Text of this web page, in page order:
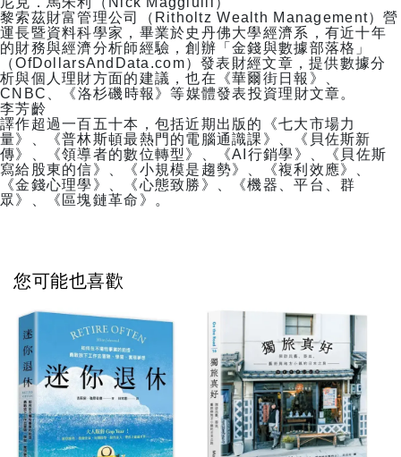
黎索茲財富管理公司（Ritholtz Wealth Management）營
運長暨資料科學家，畢業於史丹佛大學經濟系，有近十年
的財務與經濟分析師經驗，創辦「金錢與數據部落格」
（OfDollarsAndData.com）發表財經文章，提供數據分
析與個人理財方面的建議，也在《華爾街日報》、
CNBC、《洛杉磯時報》等媒體發表投資理財文章。
李芳齡
譯作超過一百五十本，包括近期出版的《七大市場力
量》、《普林斯頓最熱門的電腦通識課》、《貝佐斯新
傳》、《領導者的數位轉型》、《AI行銷學》、《貝佐斯
寫給股東的信》、《小規模是趨勢》、《複利效應》、
《金錢心理學》、《心態致勝》、《機器、平台、群
眾》、《區塊鏈革命》。
您可能也喜歡